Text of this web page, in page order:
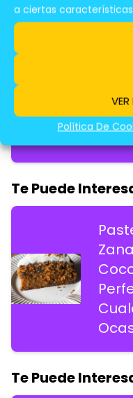
a ciertas
VER
Política De
Te Puede
Te Puede
Te Puede